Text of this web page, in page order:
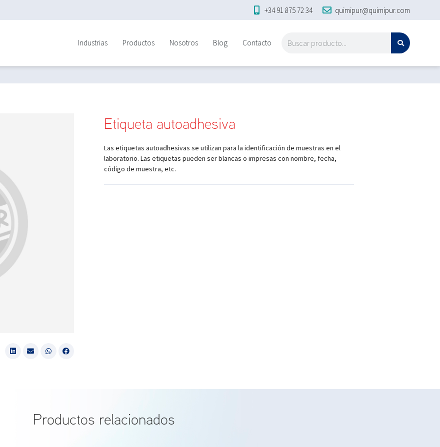
+34 91 875 72 34 quimipur@quimipur.com
Industrias Productos Nosotros Blog Contacto
Etiqueta autoadhesiva
Las etiquetas autoadhesivas se utilizan para la identificación de muestras en el
laboratorio. Las etiquetas pueden ser blancas o impresas con nombre, fecha,
código de muestra, etc.
Productos relacionados